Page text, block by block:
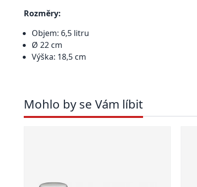
Rozměry:
Objem: 6,5 litru
Ø 22 cm
Výška: 18,5 cm
Mohlo by se Vám líbit